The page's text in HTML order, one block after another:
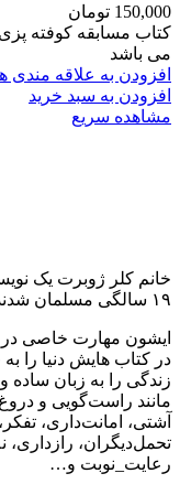
150,000 تومان
کتاب مسابقه کوفته
می باشد
افزودن به علاقه مندی
افزودن به سبد خرید
مشاهده سریع
خانم کلر ژوبرت یک
۱۹ سالگی مسلمان شدند و با یک دانشجوی ایرانی ازدواج کردند.
ایشون مهارت خاصی در
در کتاب هایش دنیا را
زندگی را به زبان ساده
مانند راست‌گویی و
آشتی، امانت‌داری،
تحمل‌دیگران،
رعایت_نوبت و…